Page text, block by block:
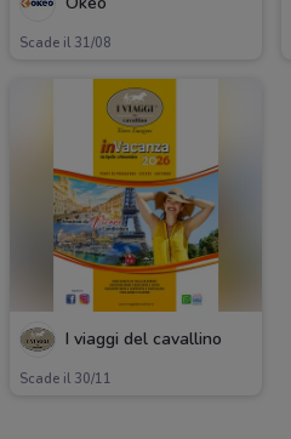
Scade il 31/08
I viaggi del cavallino
Scade il 30/11